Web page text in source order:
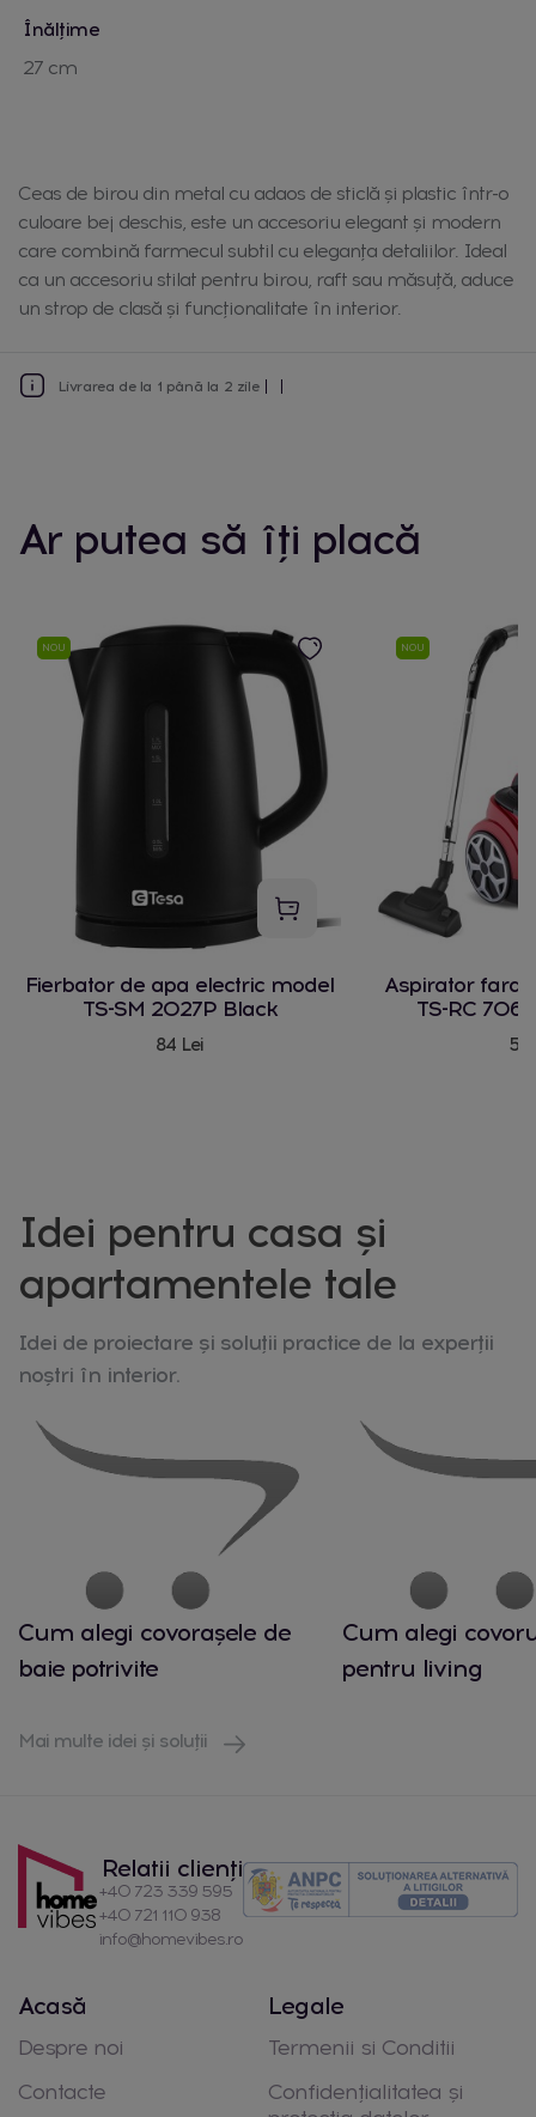
Înălțime
27 cm
Ceas de birou din metal cu adaos de sticlă și plastic într-o
culoare bej deschis, este un accesoriu elegant și modern
care combină farmecul subtil cu eleganța detaliilor. Ideal
ca un accesoriu stilat pentru birou, raft sau măsuță, aduce
un strop de clasă și funcționalitate în interior.
Livrarea de la 1 până la 2 zile
Ar putea să îți placă
NOU
Fierbator de apa electric model
TS-SM 2027P Black
84 Lei
NOU
Aspirator fara
TS-RC 706
Idei pentru casa și
apartamentele tale
Idei de proiectare și soluții practice de la experții
noștri în interior.
Cum alegi covorașele de
baie potrivite
Cum alegi
pentru living
Mai multe idei și soluții
Relatii clienți
+40 723 339 595
+40 721 110 938
info@homevibes.ro
Acasă
Despre noi
Contacte
Legale
Termenii si Conditii
Confidențialitatea și